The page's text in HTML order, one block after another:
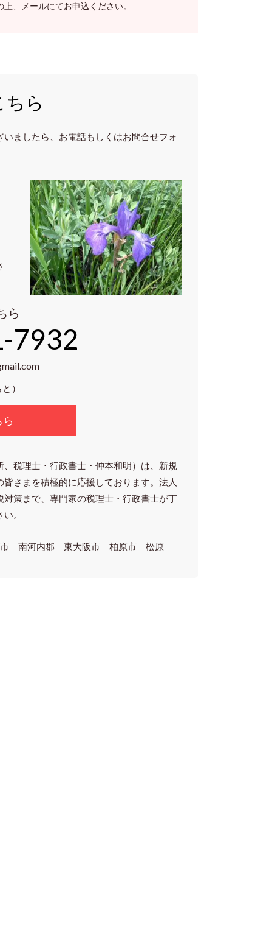
、メールにてお申込ください。
ちら
ましたら、お電話もしくはお問合せフォ
ら
7932
）
税理士・行政書士・仲本和明）は、新規
さまを積極的に応援しております。法人
策まで、専門家の税理士・行政書士が丁
。
南河内郡 東大阪市 柏原市 松原